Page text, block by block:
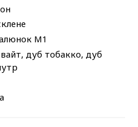
М1
дуб тобакко, дуб